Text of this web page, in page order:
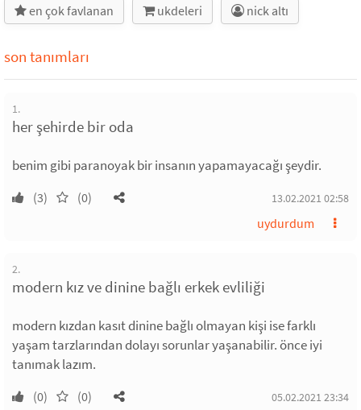
en çok favlanan ukdeleri nick altı
son tanımları
1.
her şehirde bir oda
benim gibi paranoyak bir insanın yapamayacağı şeydir.
(3) (0) 13.02.2021 02:58
uydurdum
2.
modern kız ve dinine bağlı erkek evliliği
modern kızdan kasıt dinine bağlı olmayan kişi ise farklı
yaşam tarzlarından dolayı sorunlar yaşanabilir. önce iyi
tanımak lazım.
(0) (0) 05.02.2021 23:34